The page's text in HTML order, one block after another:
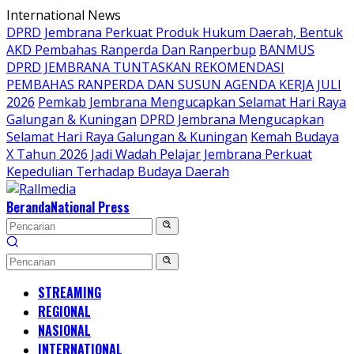
Langsung
ke
konten
International News
DPRD Jembrana Perkuat Produk Hukum Daerah, Bentuk
AKD Pembahas Ranperda Dan Ranperbup BANMUS
DPRD JEMBRANA TUNTASKAN REKOMENDASI
PEMBAHAS RANPERDA DAN SUSUN AGENDA KERJA JULI
2026 Pemkab Jembrana Mengucapkan Selamat Hari Raya
Galungan & Kuningan DPRD Jembrana Mengucapkan
Selamat Hari Raya Galungan & Kuningan Kemah Budaya
X Tahun 2026 Jadi Wadah Pelajar Jembrana Perkuat
Kepedulian Terhadap Budaya Daerah
BerandaNational Press
STREAMING
REGIONAL
NASIONAL
INTERNATIONAL